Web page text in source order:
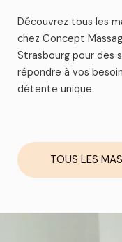
Découvrez tous les
chez Concept
Strasbourg pour des
répondre à vos
détente unique.
TOUS LES